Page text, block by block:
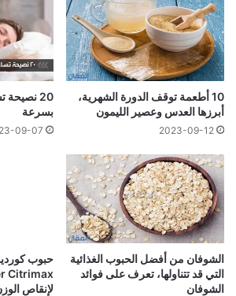
10 أطعمة توقف الدورة الشهرية،
أبرزها العدس وعصير الليمون
2023-09-12
20
بسرعة
09-07
الشوفان من أفضل الحبوب الغذائية
التي قد تتناولها، تعرف على فوائد
الشوفان
لإنقاص